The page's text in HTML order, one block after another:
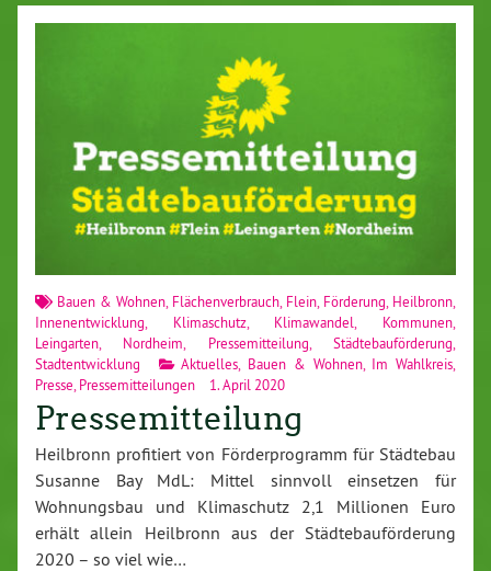
Bauen & Wohnen Flächenverbrauch Flein Förderung Heilbronn
Innenentwicklung
Klimaschutz, Klimawandel Kommunen
Leingarten
Nordheim Pressemitteilung ,Städtebauförderung
Stadtentwicklung
Aktuelles Bauen & Wohnen, Im Wahlkreis
Presse Pressemitteilungen 1. April 2020
Pressemitteilung
Heilbronn profitiert von Förderprogramm für Städtebau
Susanne Bay MdL: Mittel sinnvoll einsetzen für
Wohnungsbau und Klimaschutz 2,1 Millionen Euro
erhält allein Heilbronn aus der Städtebauförderung
2020 – so viel wie…